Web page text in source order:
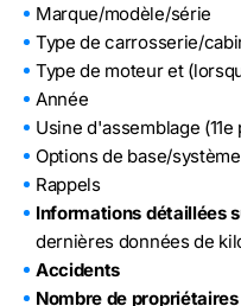
Marque/modèle/série
Type de carrosserie/
Type de moteur et
Année
Usine d'assemblage (11e
Options de base/
Rappels
Informations détaillées
dernières données de
Accidents
Nombre de propriétaires